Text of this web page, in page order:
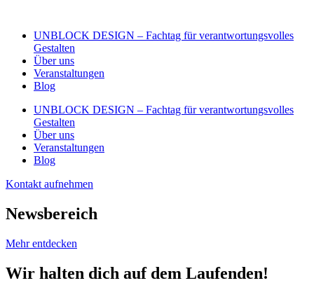
wechselnUNBLOCK DESIGN – Fachtag für verantwortungsvolles
Gestalten
Über uns
Veranstaltungen
Blog
UNBLOCK DESIGN – Fachtag für verantwortungsvolles
Gestalten
Über uns
Veranstaltungen
Blog
Kontakt aufnehmen
Newsbereich
Mehr entdecken
Wir halten dich auf dem Laufenden!